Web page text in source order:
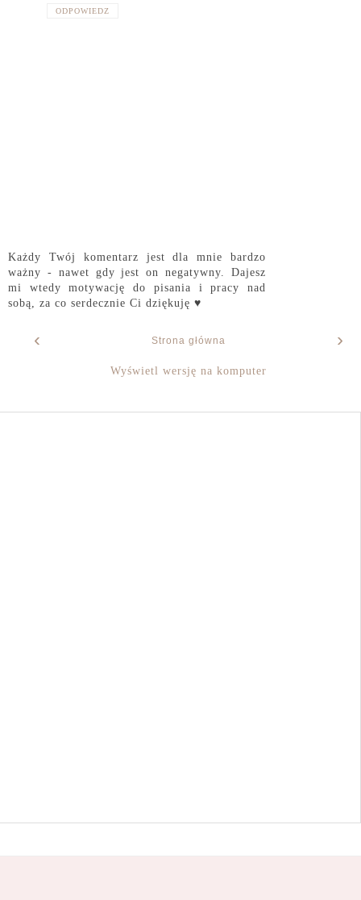
ODPOWIEDZ
Każdy Twój komentarz jest dla mnie bardzo
ważny - nawet gdy jest on negatywny. Dajesz
mi wtedy motywację do pisania i pracy nad
sobą, za co serdecznie Ci dziękuję ♥
‹ ›
Strona główna
Wyświetl wersję na komputer